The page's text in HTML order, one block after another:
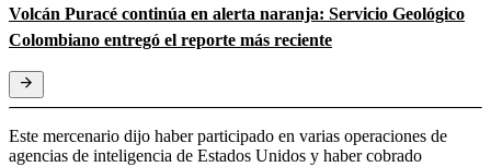
Volcán Puracé continúa en alerta naranja: Servicio Geológico
Colombiano entregó el reporte más reciente
Este mercenario dijo haber participado en varias operaciones de
agencias de inteligencia de Estados Unidos y haber cobrado